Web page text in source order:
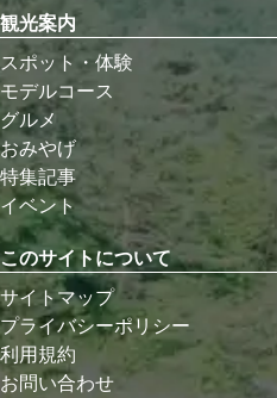
観光案内
スポット・体験
モデルコース
グルメ
おみやげ
特集記事
イベント
このサイトについて
サイトマップ
プライバシーポリシー
利用規約
お問い合わせ